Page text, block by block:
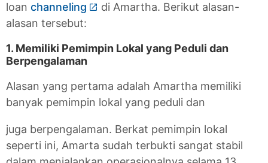
loan channeling
di Amartha. Berikut alasan-
alasan tersebut:
1. Memiliki Pemimpin Lokal yang Peduli dan
Berpengalaman
Alasan yang pertama adalah Amartha memiliki
banyak pemimpin lokal yang peduli dan
juga berpengalaman. Berkat pemimpin lokal
seperti ini, Amarta sudah terbukti sangat stabil